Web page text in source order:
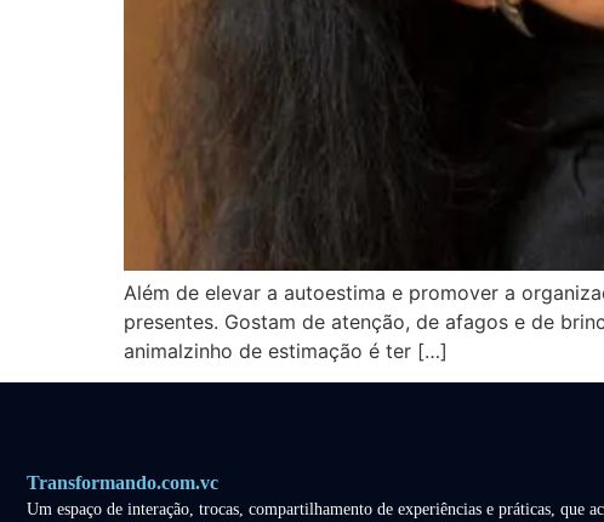
Além de elevar a autoestima e promover a
presentes. Gostam de atenção, de afagos e de
animalzinho de estimação é ter […]
Transformando.com.vc
Um espaço de interação, trocas, compartilhamento de experiências e práticas, que